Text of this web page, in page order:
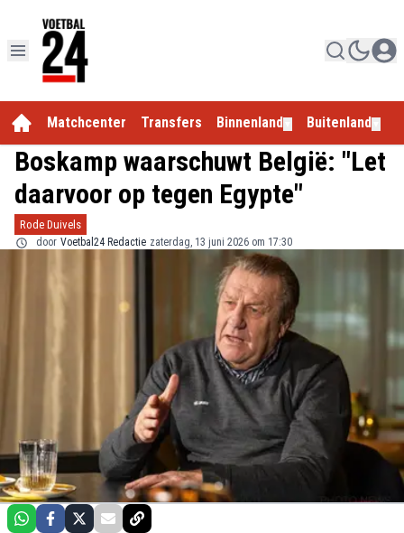
Matchcenter Transfers Binnenland Buitenland
Boskamp waarschuwt België: "Let
daarvoor op tegen Egypte"
Rode Duivels
door Voetbal24 Redactie zaterdag, 13 juni 2026 om 17:30